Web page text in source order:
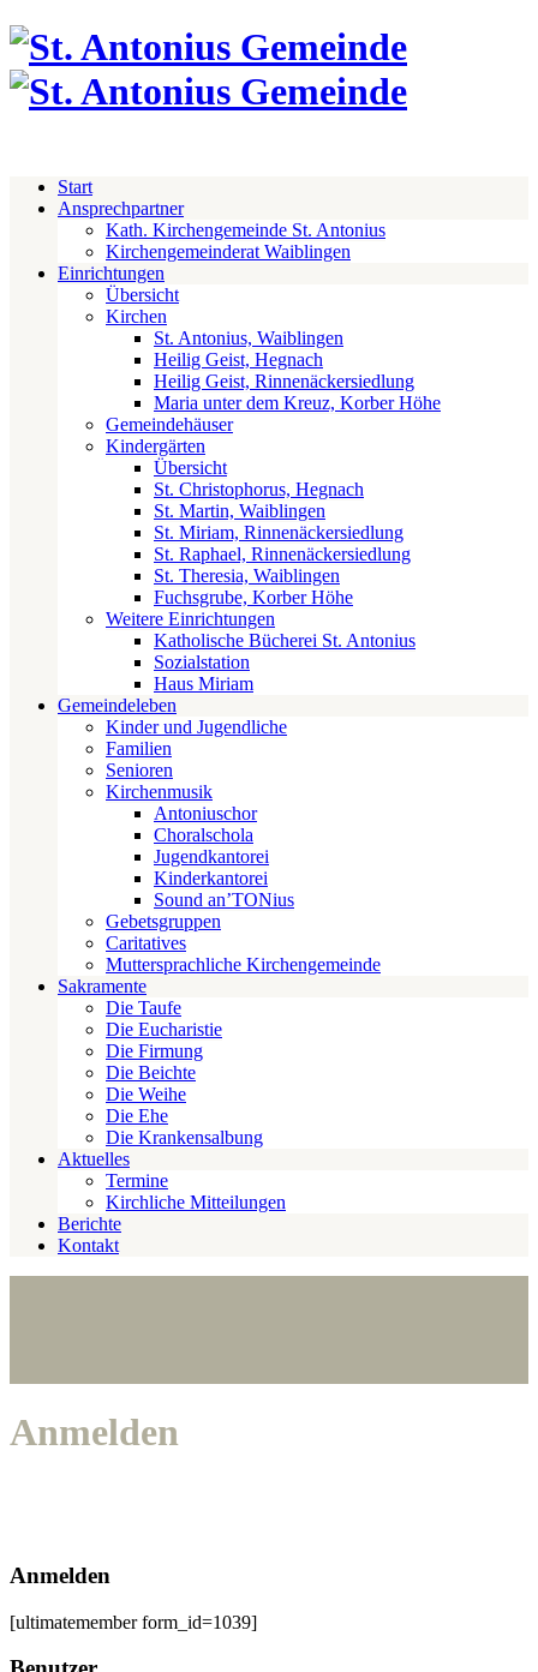
Start
Ansprechpartner
Kath. Kirchengemeinde St. Antonius
Kirchengemeinderat Waiblingen
Einrichtungen
Übersicht
Kirchen
St. Antonius, Waiblingen
Heilig Geist, Hegnach
Heilig Geist, Rinnenäckersiedlung
Maria unter dem Kreuz, Korber Höhe
Gemeindehäuser
Kindergärten
Übersicht
St. Christophorus, Hegnach
St. Martin, Waiblingen
St. Miriam, Rinnenäckersiedlung
St. Raphael, Rinnenäckersiedlung
St. Theresia, Waiblingen
Fuchsgrube, Korber Höhe
Weitere Einrichtungen
Katholische Bücherei St. Antonius
Sozialstation
Haus Miriam
Gemeindeleben
Kinder und Jugendliche
Familien
Senioren
Kirchenmusik
Antoniuschor
Choralschola
Jugendkantorei
Kinderkantorei
Sound an’TONius
Gebetsgruppen
Caritatives
Muttersprachliche Kirchengemeinde
Sakramente
Die Taufe
Die Eucharistie
Die Firmung
Die Beichte
Die Weihe
Die Ehe
Die Krankensalbung
Aktuelles
Termine
Kirchliche Mitteilungen
Berichte
Kontakt
Anmelden
Anmelden
[ultimatemember form_id=1039]